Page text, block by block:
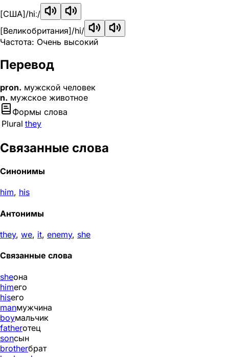
[США]/hiː/
[Великобритания]/hi/
Частота: Очень высокий
Перевод
pron. мужской человек
n. мужское животное
Формы слова
Plural they
Связанные слова
Синонимы
him, his
Антонимы
they, we, it, enemy, she
Связанные слова
sheона
himего
hisего
manмужчина
boyмальчик
fatherотец
sonсын
brotherбрат